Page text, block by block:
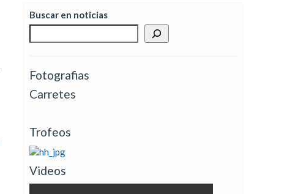
Buscar en noticias
Fotografias
Carretes
Trofeos
Videos